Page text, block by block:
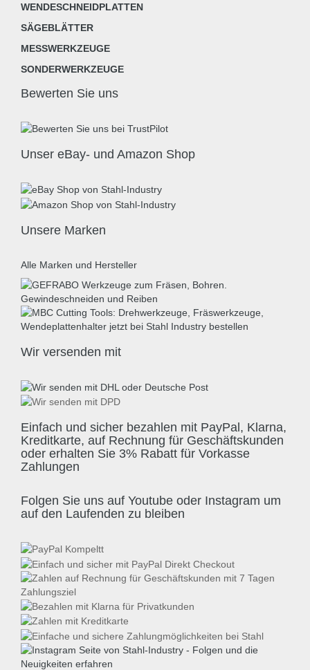
WENDESCHNEIDPLATTEN
SÄGEBLÄTTER
MESSWERKZEUGE
SONDERWERKZEUGE
Bewerten Sie uns
Unser eBay- und Amazon Shop
Unsere Marken
Alle Marken und Hersteller
Wir versenden mit
Einfach und sicher bezahlen mit PayPal, Klarna,
Kreditkarte, auf Rechnung für Geschäftskunden
oder erhalten Sie 3% Rabatt für Vorkasse
Zahlungen
Folgen Sie uns auf Youtube oder Instagram um
auf den Laufenden zu bleiben